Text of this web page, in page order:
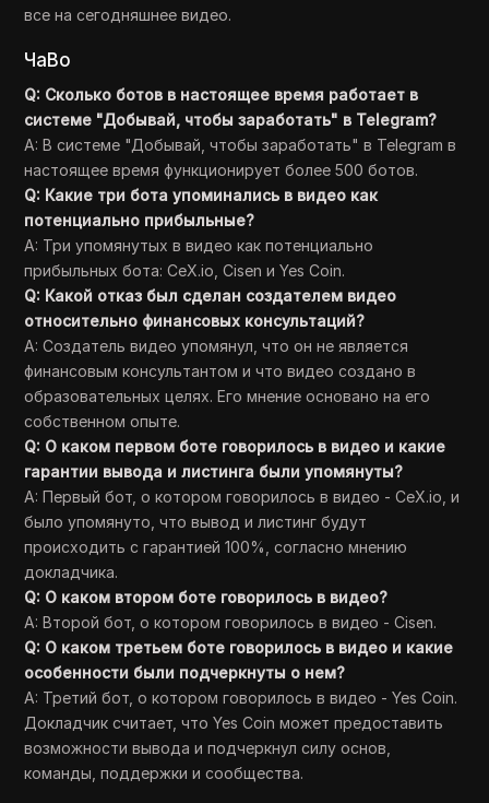
все на сегодняшнее видео.
ЧаВо
Q: Сколько ботов в настоящее время работает в
системе "Добывай, чтобы заработать" в Telegram?
A: В системе "Добывай, чтобы заработать" в Telegram в
настоящее время функционирует более 500 ботов.
Q: Какие три бота упоминались в видео как
потенциально прибыльные?
A: Три упомянутых в видео как потенциально
прибыльных бота: CeX.io, Cisen и Yes Coin.
Q: Какой отказ был сделан создателем видео
относительно финансовых консультаций?
A: Создатель видео упомянул, что он не является
финансовым консультантом и что видео создано в
образовательных целях. Его мнение основано на его
собственном опыте.
Q: О каком первом боте говорилось в видео и какие
гарантии вывода и листинга были упомянуты?
A: Первый бот, о котором говорилось в видео - CeX.io, и
было упомянуто, что вывод и листинг будут
происходить с гарантией 100%, согласно мнению
докладчика.
Q: О каком втором боте говорилось в видео?
A: Второй бот, о котором говорилось в видео - Cisen.
Q: О каком третьем боте говорилось в видео и какие
особенности были подчеркнуты о нем?
A: Третий бот, о котором говорилось в видео - Yes Coin.
Докладчик считает, что Yes Coin может предоставить
возможности вывода и подчеркнул силу основ,
команды, поддержки и сообщества.